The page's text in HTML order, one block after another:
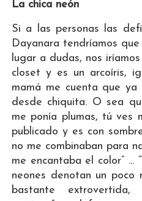
La chica neón
Si a las personas las
Dayanara tendríamos
lugar a dudas, nos
closet y es un arcoíris,
mamá me cuenta que
desde chiquita. O sea
me ponía plumas, tú ves
publicado y es con
no me combinaban para
me encantaba el color” ...
neones denotan un poco
bastante